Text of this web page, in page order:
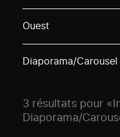
Ouest
Diaporama/Carousel
3 résultats pour
Diaporama/